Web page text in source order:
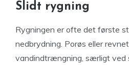
Slidt rygning
Rygningen er ofte det første
nedbrydning. Porøs eller
vandindtrængning, særligt ved